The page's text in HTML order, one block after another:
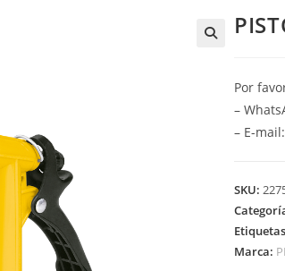
Por
–
– E-
SKU:
Marca: